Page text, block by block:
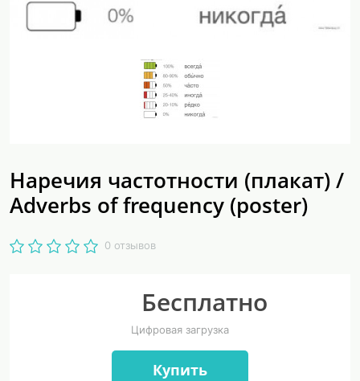
Наречия частотности (плакат) /
Adverbs of frequency (poster)
0 отзывов
Бесплатно
Цифровая загрузка
Купить